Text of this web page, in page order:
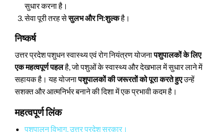
सुधार करना है।
सेवा पूरी तरह सेसुलभ और नि:शुल्कहै।
निष्कर्ष
उत्तर प्रदेश पशुधन स्वास्थ्य एवं रोग नियंत्रण योजनापशुपालकों के लिए
एक महत्वपूर्ण पहलहै, जो पशुओं के स्वास्थ्य और देखभाल में सुधार लाने में
सहायक है। यह योजनापशुपालकों की जरूरतों को पूरा करते हुएउन्हें
सशक्त और आत्मनिर्भर बनाने की दिशा में एक प्रभावी कदम है।
महत्वपूर्ण लिंक
पशुपालन विभाग, उत्तर प्रदेश सरकार।